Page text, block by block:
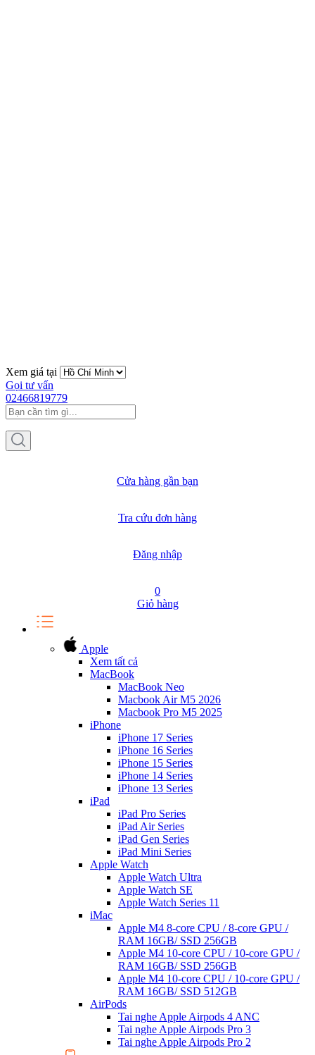
Xem giá tại
Gọi tư vấn
02466819779
Cửa hàng gần bạn
Tra cứu đơn hàng
Đăng nhập
0
Giỏ hàng
Apple
Xem tất cả
MacBook
MacBook Neo
Macbook Air M5 2026
Macbook Pro M5 2025
iPhone
iPhone 17 Series
iPhone 16 Series
iPhone 15 Series
iPhone 14 Series
iPhone 13 Series
iPad
iPad Pro Series
iPad Air Series
iPad Gen Series
iPad Mini Series
Apple Watch
Apple Watch Ultra
Apple Watch SE
Apple Watch Series 11
iMac
Apple M4 8-core CPU / 8-core GPU /
RAM 16GB/ SSD 256GB
Apple M4 10-core CPU / 10-core GPU /
RAM 16GB/ SSD 256GB
Apple M4 10-core CPU / 10-core GPU /
RAM 16GB/ SSD 512GB
AirPods
Tai nghe Apple Airpods 4 ANC
Tai nghe Apple Airpods Pro 3
Tai nghe Apple Airpods Pro 2